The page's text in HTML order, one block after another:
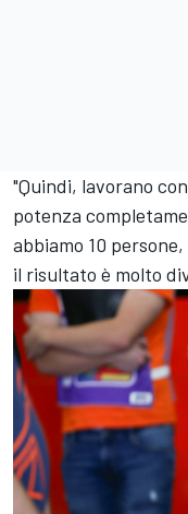
"Quindi, lavorano
potenza
abbiamo 10
il risultato è molto